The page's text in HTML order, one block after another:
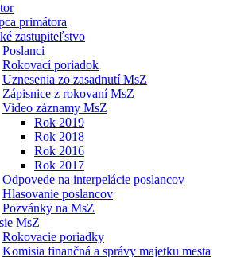
primátora
zastupiteľstvo
Poslanci
Rokovací poriadok
Uznesenia zo zasadnutí MsZ
Zápisnice z rokovaní MsZ
Video záznamy MsZ
Rok 2019
Rok 2018
Rok 2016
Rok 2017
Odpovede na interpelácie poslancov
Hlasovanie poslancov
Pozvánky na MsZ
MsZ
Rokovacie poriadky
Komisia finančná a správy majetku mesta